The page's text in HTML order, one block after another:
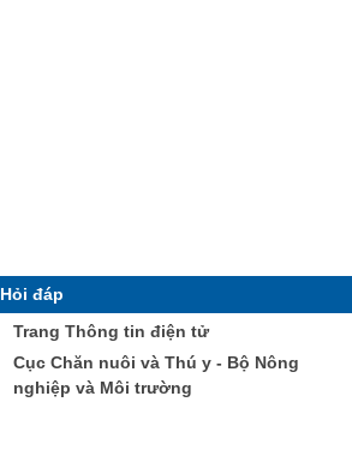
Hỏi đáp
Trang Thông tin điện tử
Cục Chăn nuôi và Thú y - Bộ Nông
nghiệp và Môi trường